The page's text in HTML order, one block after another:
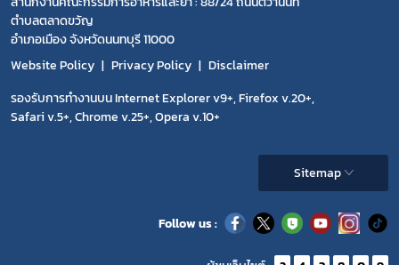
ตำบลตลาดขวัญ
อำเภอเมือง จังหวัดนนทบุรี 11000
Website Policy
Privacy Policy
Disclaimer
รองรับการทำงานบน Internet Explorer v9+, Firefox v.20+,
Safari v.5+, Chrome v.25+, Opera v.10+
Sitemap
Follow us :